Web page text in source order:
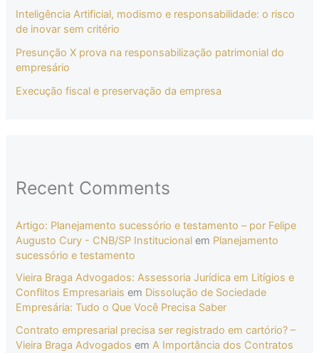
Inteligência Artificial, modismo e responsabilidade: o risco
de inovar sem critério
Presunção X prova na responsabilização patrimonial do
empresário
Execução fiscal e preservação da empresa
Recent Comments
Artigo: Planejamento sucessório e testamento – por Felipe
Augusto Cury - CNB/SP Institucional em Planejamento
sucessório e testamento
Vieira Braga Advogados: Assessoria Jurídica em Litígios e
Conflitos Empresariais em Dissolução de Sociedade
Empresária: Tudo o Que Você Precisa Saber
Contrato empresarial precisa ser registrado em cartório? –
Vieira Braga Advogados emA Importância dos Contratos